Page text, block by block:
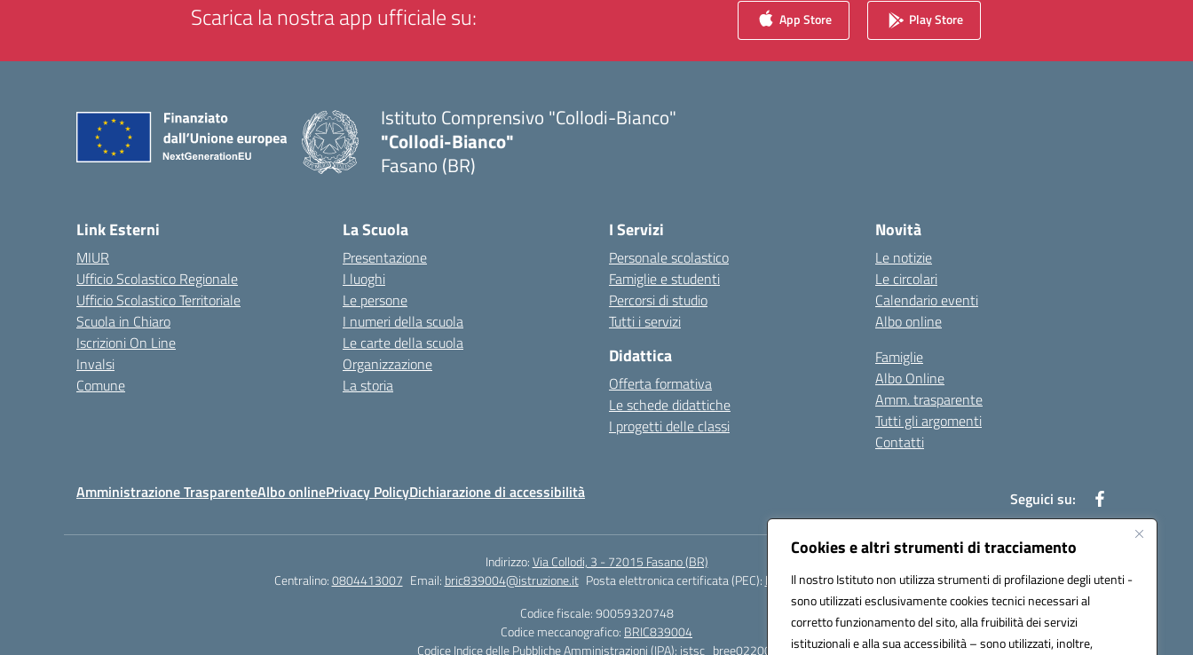
Cookies e altri strumenti di tracciamento
Il nostro Istituto non utilizza strumenti di profilazione degli utenti -
sono utilizzati esclusivamente cookies tecnici necessari al
corretto funzionamento del sito, alla fruibilità dei servizi
istituzionali e alla sua accessibilità – sono utilizzati, inoltre,
Scarica la nostra app ufficiale su: App Store Play Store
Istituto Comprensivo "Collodi-Bianco"
"Collodi-Bianco"
Fasano (BR)
Link Esterni
MIUR
Ufficio Scolastico Regionale
Ufficio Scolastico Territoriale
Scuola in Chiaro
Iscrizioni On Line
Invalsi
Comune
La Scuola
Presentazione
I luoghi
Le persone
I numeri della scuola
Le carte della scuola
Organizzazione
La storia
I Servizi
Personale scolastico
Famiglie e studenti
Percorsi di studio
Tutti i servizi
Didattica
Offerta formativa
Le schede didattiche
I progetti delle classi
Novità
Le notizie
Le circolari
Calendario eventi
Albo online
Famiglie
Albo Online
Amm. trasparente
Tutti gli argomenti
Contatti
Amministrazione TrasparenteAlbo onlinePrivacy PolicyDichiarazione di accessibilità Seguici su:
Indirizzo:Via Collodi, 3 - 72015 Fasano (BR)
Centralino:0804413007 Email: bric839004@istruzione.it Posta elettronica certificata (PEC): bric839004@pec.istruzione.it
Codice fiscale: 90059320748
Codice meccanografico: BRIC839004
Codice Indice delle Pubbliche Amministrazioni (IPA): istsc_bree02200r